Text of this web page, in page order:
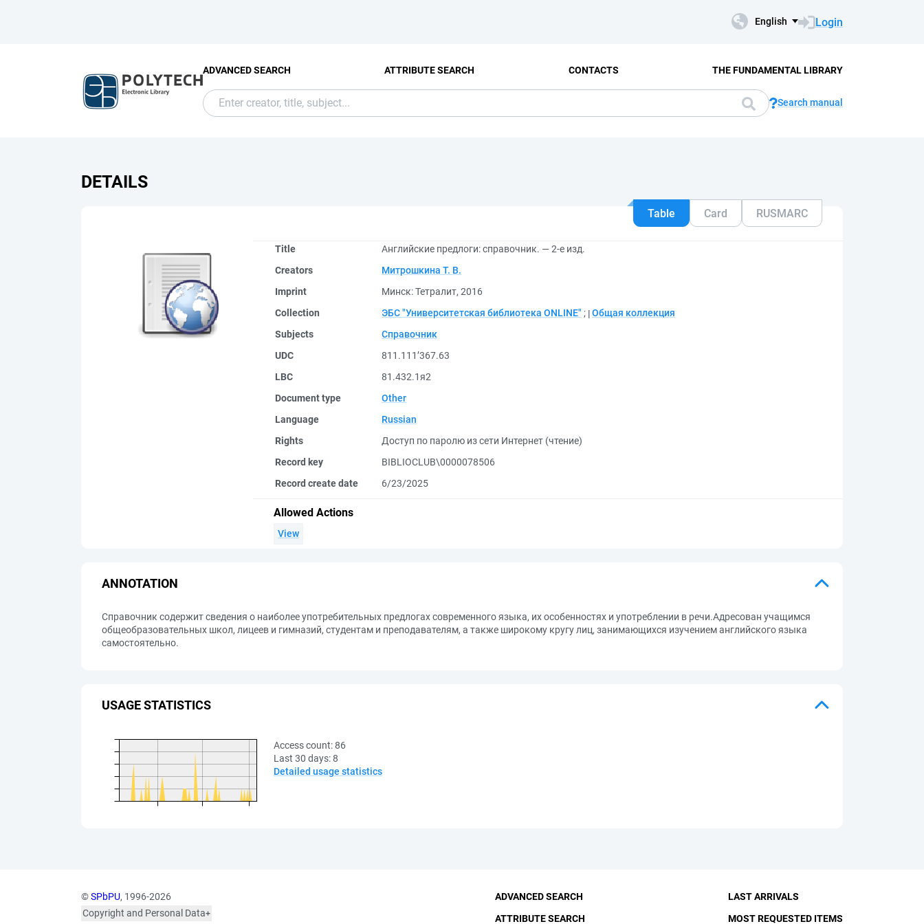
English Login
ADVANCED SEARCH ATTRIBUTE SEARCH CONTACTS THE FUNDAMENTAL LIBRARY
Search manual
DETAILS
Table Card RUSMARC
Title
Английские предлоги: справочник. — 2-е изд.
Creators
Митрошкина Т. В.
Imprint
Минск: Тетралит, 2016
Collection
ЭБС "Университетская библиотека ONLINE" ; Общая коллекция
Subjects
Справочник
UDC
811.111’367.63
LBC
81.432.1я2
Document type
Other
Language
Russian
Rights
Доступ по паролю из сети Интернет (чтение)
Record key
BIBLIOCLUB\0000078506
Record create date
6/23/2025
Allowed Actions
View
ANNOTATION
Справочник содержит сведения о наиболее употребительных предлогах современного языка, их особенностях и употреблении в речи.Адресован учащимся
общеобразовательных школ, лицеев и гимназий, студентам и преподавателям, а также широкому кругу лиц, занимающихся изучением английского языка
самостоятельно.
USAGE STATISTICS
Access count:86
Last 30 days:8
Detailed usage statistics
©SPbPU, 1996-2026
Copyright and Personal Data
ADVANCED SEARCH
ATTRIBUTE SEARCH
LAST ARRIVALS
MOST REQUESTED ITEMS